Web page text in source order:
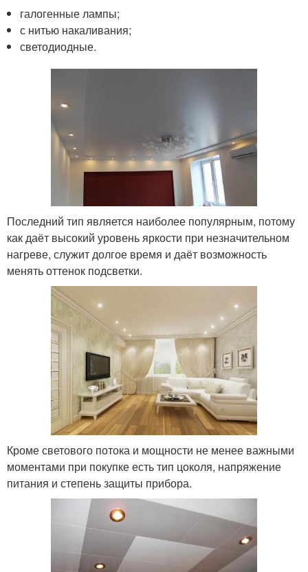
галогенные лампы;
с нитью накаливания;
светодиодные.
Последний тип является наиболее популярным, потому
как даёт высокий уровень яркости при незначительном
нагреве, служит долгое время и даёт возможность
менять оттенок подсветки.
Кроме светового потока и мощности не менее важными
моментами при покупке есть тип цоколя, напряжение
питания и степень защиты прибора.